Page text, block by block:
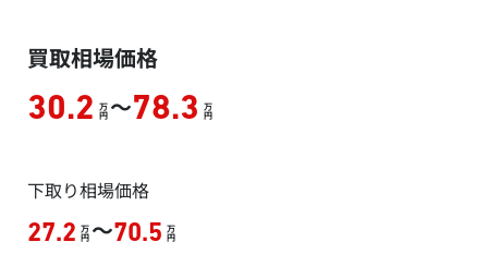
買取相場価格
30.2 万
円 ～78.3 万
円
下取り相場価格
27.2 万
円 ～70.5 万
円